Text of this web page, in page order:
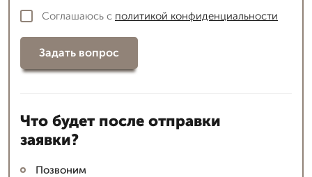
Соглашаюсь с политикой конфиденциальности
Задать вопрос
Что будет после отправки
заявки?
Позвоним